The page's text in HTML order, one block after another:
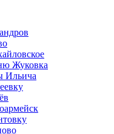
Жуковка
Ильича